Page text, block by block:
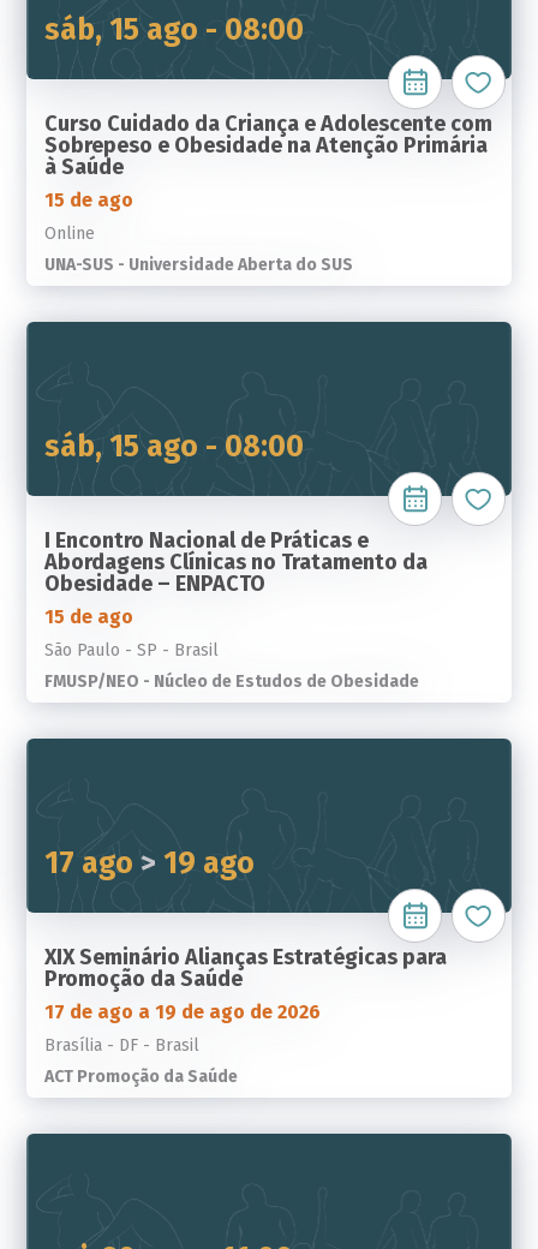
sáb, 15 ago - 08:00
Curso Cuidado da Criança e Adolescente com
Sobrepeso e Obesidade na Atenção Primária
à Saúde
15 de ago
Online
UNA-SUS - Universidade Aberta do SUS
sáb, 15 ago - 08:00
I Encontro Nacional de Práticas e
Abordagens Clínicas no Tratamento da
Obesidade – ENPACTO
15 de ago
São Paulo - SP - Brasil
FMUSP/NEO - Núcleo de Estudos de Obesidade
17 ago> 19 ago
XIX Seminário Alianças Estratégicas para
Promoção da Saúde
17 de ago a 19 de ago de 2026
Brasília - DF - Brasil
ACT Promoção da Saúde